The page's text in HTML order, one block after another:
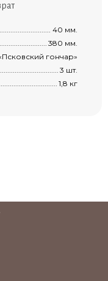
40 мм.
380 мм.
гончар»
3 шт.
1,8 кг